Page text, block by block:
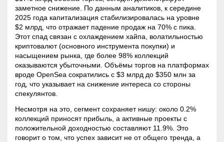
заметное снижение. По данным аналитиков, к середине
2025 года капитализация стабилизировалась на уровне
$2 млрд, что отражает падение продаж на 70% с пика.
Этот спад связан с охлаждением хайпа, волатильностью
криптовалют (основного инструмента покупки) и
насыщением рынка, где более 98% коллекций
оказываются убыточными. Объёмы торгов на платформах
вроде OpenSea сократились с $3 млрд до $350 млн за
год, что указывает на снижение интереса со стороны
спекулянтов.
Несмотря на это, сегмент сохраняет нишу: около 0.2%
коллекций приносят прибыль, а активные проекты с
положительной доходностью составляют 11.9%. Это
говорит о том, что успех зависит не от общего тренда, а